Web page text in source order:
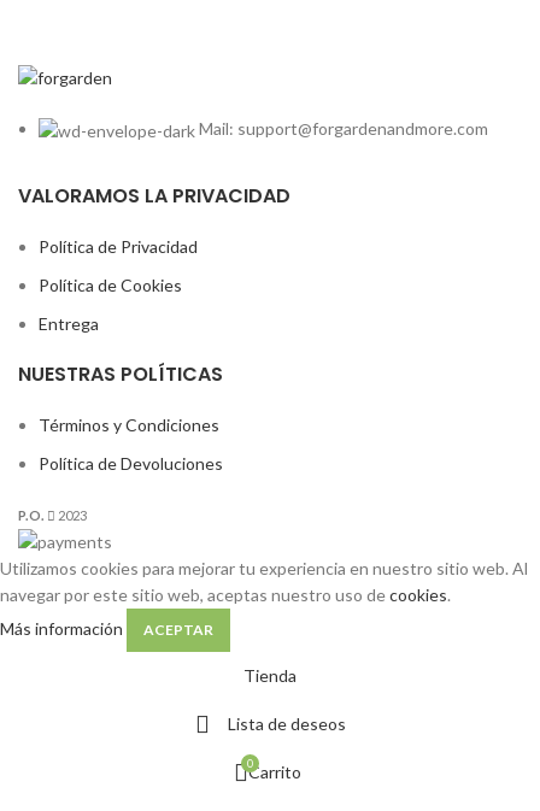
Mail: support@forgardenandmore.com
VALORAMOS LA PRIVACIDAD
Política de Privacidad
Política de Cookies
Entrega
NUESTRAS POLÍTICAS
Términos y Condiciones
Política de Devoluciones
P.O. 2023
Utilizamos cookies para mejorar tu experiencia en nuestro sitio web. Al
navegar por este sitio web, aceptas nuestro uso decookies.
Más información
ACEPTAR
Tienda
Lista de deseos
0Carrito